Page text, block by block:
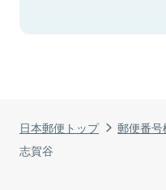
日本郵便トップ 郵便番
志賀谷